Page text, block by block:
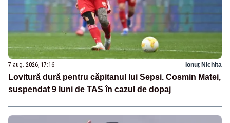
7 aug. 2026, 17:16 Ionuț Nichita
Lovitură dură pentru căpitanul lui Sepsi. Cosmin Matei,
suspendat 9 luni de TAS în cazul de dopaj